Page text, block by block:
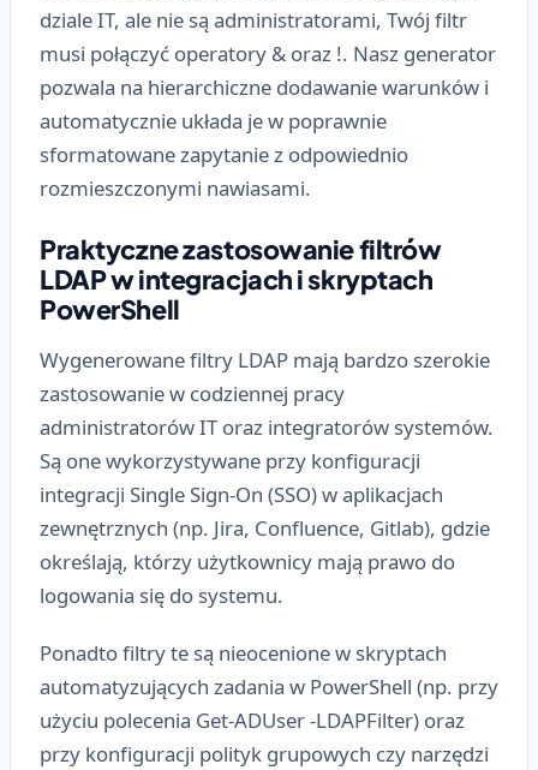
dziale IT, ale nie są administratorami, Twój filtr
musi połączyć operatory & oraz !. Nasz generator
pozwala na hierarchiczne dodawanie warunków i
automatycznie układa je w poprawnie
sformatowane zapytanie z odpowiednio
rozmieszczonymi nawiasami.
Praktyczne zastosowanie filtrów
LDAP w integracjach i skryptach
PowerShell
Wygenerowane filtry LDAP mają bardzo szerokie
zastosowanie w codziennej pracy
administratorów IT oraz integratorów systemów.
Są one wykorzystywane przy konfiguracji
integracji Single Sign-On (SSO) w aplikacjach
zewnętrznych (np. Jira, Confluence, Gitlab), gdzie
określają, którzy użytkownicy mają prawo do
logowania się do systemu.
Ponadto filtry te są nieocenione w skryptach
automatyzujących zadania w PowerShell (np. przy
użyciu polecenia Get-ADUser -LDAPFilter) oraz
przy konfiguracji polityk grupowych czy narzędzi